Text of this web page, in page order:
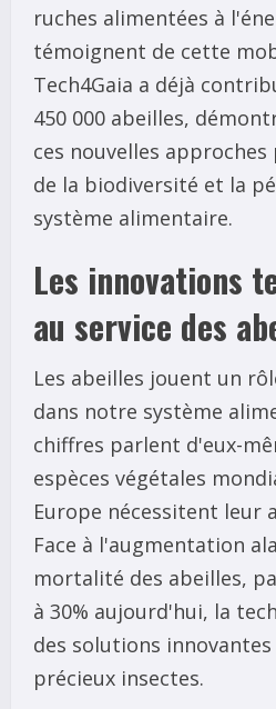
ruches alimentées à
témoignent de cette
Tech4Gaia a déjà
450 000 abeilles,
ces nouvelles
de la biodiversité et la
système alimentaire.
Les innovations
au service des
Les abeilles jouent un
dans notre système
chiffres parlent d'eux-
espèces végétales
Europe nécessitent leur
Face à l'augmentation
mortalité des abeilles,
à 30% aujourd'hui, la
des solutions
précieux insectes.